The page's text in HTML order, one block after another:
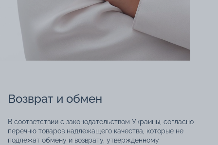
Возврат и обмен
В соответствии с законодательством Украины, согласно
перечню товаров надлежащего качества, которые не
подлежат обмену и возврату, утверждённому